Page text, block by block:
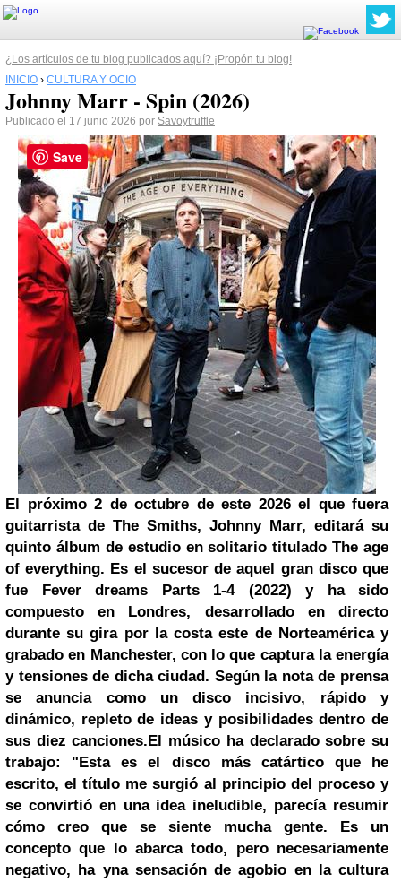
¿Los artículos de tu blog publicados aquí? ¡Propón tu blog!
INICIO › CULTURA Y OCIO
Johnny Marr - Spin (2026)
Publicado el 17 junio 2026 por Savoytruffle
El próximo 2 de octubre de este 2026 el que fuera
guitarrista de The Smiths, Johnny Marr, editará su
quinto álbum de estudio en solitario titulado The age
of everything. Es el sucesor de aquel gran disco que
fue Fever dreams Parts 1-4 (2022) y ha sido
compuesto en Londres, desarrollado en directo
durante su gira por la costa este de Norteamérica y
grabado en Manchester, con lo que captura la energía
y tensiones de dicha ciudad. Según la nota de prensa
se anuncia como un disco incisivo, rápido y
dinámico, repleto de ideas y posibilidades dentro de
sus diez canciones.El músico ha declarado sobre su
trabajo: "Esta es el disco más catártico que he
escrito, el título me surgió al principio del proceso y
se convirtió en una idea ineludible, parecía resumir
cómo creo que se siente mucha gente. Es un
concepto que lo abarca todo, pero necesariamente
negativo, ha yna sensación de agobio en la cultura
Save